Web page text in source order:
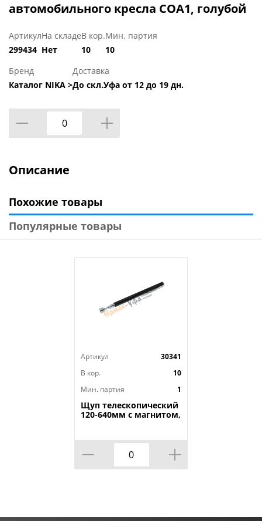
автомобильного кресла СОА1, голубой
Артикул
299434
На складе
Нет
В кор.
10
Мин. партия
10
Бренд
Каталог NIKA >
Доставка
До скл.Уфа от 12 до 19 дн.
Описание
Похожие товары
Популярные товары
Артикул
30341
В кор.
10
Мин. партия
1
Щуп телескопический
120-640мм с магнитом,